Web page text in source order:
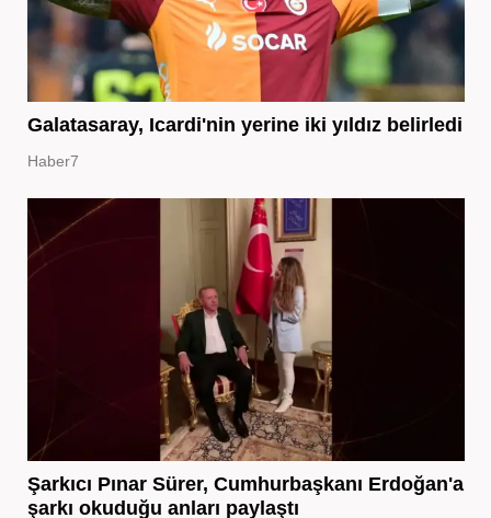
Galatasaray, Icardi'nin yerine iki yıldız belirledi
Haber7
Şarkıcı Pınar Sürer, Cumhurbaşkanı Erdoğan'a
şarkı okuduğu anları paylaştı